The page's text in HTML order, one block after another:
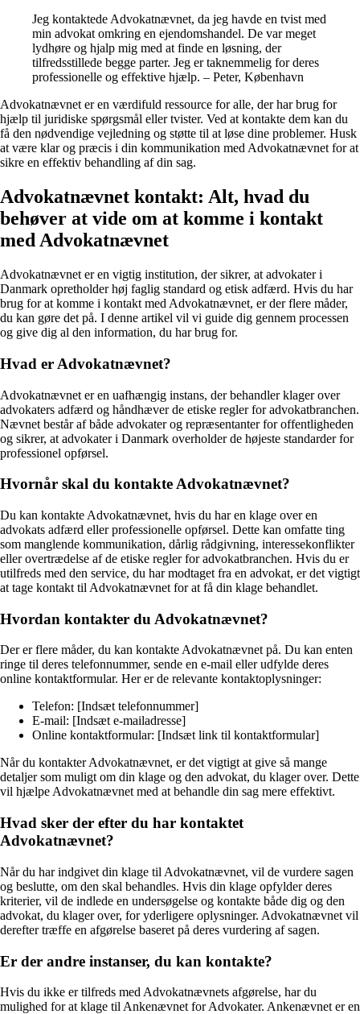
Jeg kontaktede Advokatnævnet, da jeg havde en tvist med
min advokat omkring en ejendomshandel. De var meget
lydhøre og hjalp mig med at finde en løsning, der
tilfredsstillede begge parter. Jeg er taknemmelig for deres
professionelle og effektive hjælp. – Peter, København
Advokatnævnet er en værdifuld ressource for alle, der har brug for
hjælp til juridiske spørgsmål eller tvister. Ved at kontakte dem kan du
få den nødvendige vejledning og støtte til at løse dine problemer. Husk
at være klar og præcis i din kommunikation med Advokatnævnet for at
sikre en effektiv behandling af din sag.
Advokatnævnet kontakt: Alt, hvad du
behøver at vide om at komme i kontakt
med Advokatnævnet
Advokatnævnet er en vigtig institution, der sikrer, at advokater i
Danmark opretholder høj faglig standard og etisk adfærd. Hvis du har
brug for at komme i kontakt med Advokatnævnet, er der flere måder,
du kan gøre det på. I denne artikel vil vi guide dig gennem processen
og give dig al den information, du har brug for.
Hvad er Advokatnævnet?
Advokatnævnet er en uafhængig instans, der behandler klager over
advokaters adfærd og håndhæver de etiske regler for advokatbranchen.
Nævnet består af både advokater og repræsentanter for offentligheden
og sikrer, at advokater i Danmark overholder de højeste standarder for
professionel opførsel.
Hvornår skal du kontakte Advokatnævnet?
Du kan kontakte Advokatnævnet, hvis du har en klage over en
advokats adfærd eller professionelle opførsel. Dette kan omfatte ting
som manglende kommunikation, dårlig rådgivning, interessekonflikter
eller overtrædelse af de etiske regler for advokatbranchen. Hvis du er
utilfreds med den service, du har modtaget fra en advokat, er det vigtigt
at tage kontakt til Advokatnævnet for at få din klage behandlet.
Hvordan kontakter du Advokatnævnet?
Der er flere måder, du kan kontakte Advokatnævnet på. Du kan enten
ringe til deres telefonnummer, sende en e-mail eller udfylde deres
online kontaktformular. Her er de relevante kontaktoplysninger:
Telefon: [Indsæt telefonnummer]
E-mail: [Indsæt e-mailadresse]
Online kontaktformular: [Indsæt link til kontaktformular]
Når du kontakter Advokatnævnet, er det vigtigt at give så mange
detaljer som muligt om din klage og den advokat, du klager over. Dette
vil hjælpe Advokatnævnet med at behandle din sag mere effektivt.
Hvad sker der efter du har kontaktet
Advokatnævnet?
Når du har indgivet din klage til Advokatnævnet, vil de vurdere sagen
og beslutte, om den skal behandles. Hvis din klage opfylder deres
kriterier, vil de indlede en undersøgelse og kontakte både dig og den
advokat, du klager over, for yderligere oplysninger. Advokatnævnet vil
derefter træffe en afgørelse baseret på deres vurdering af sagen.
Er der andre instanser, du kan kontakte?
Hvis du ikke er tilfreds med Advokatnævnets afgørelse, har du
mulighed for at klage til Ankenævnet for Advokater. Ankenævnet er en